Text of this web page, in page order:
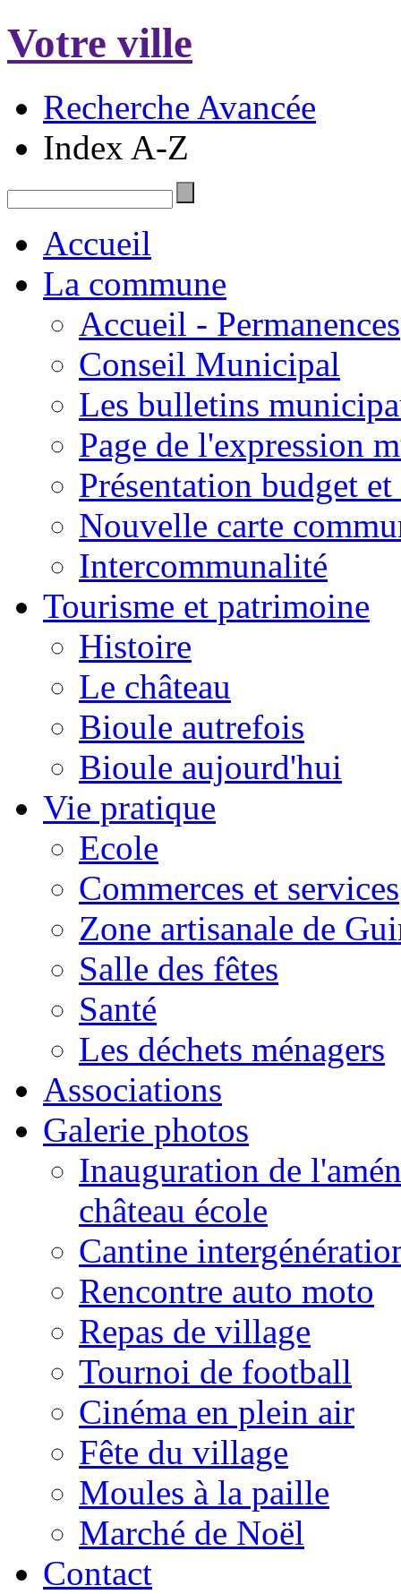
Votre ville
Recherche Avancée
Index A-Z
Accueil
La commune
Accueil - Permanences
Conseil Municipal
Les bulletins
Page de l'expression
Présentation budget
Nouvelle carte
Intercommunalité
Tourisme et patrimoine
Histoire
Le château
Bioule autrefois
Bioule aujourd'hui
Vie pratique
Ecole
Commerces et services
Zone artisanale de
Salle des fêtes
Santé
Les déchets ménagers
Associations
Galerie photos
Inauguration de
château école
Cantine
Rencontre auto moto
Repas de village
Tournoi de football
Cinéma en plein air
Fête du village
Moules à la paille
Marché de Noël
Contact